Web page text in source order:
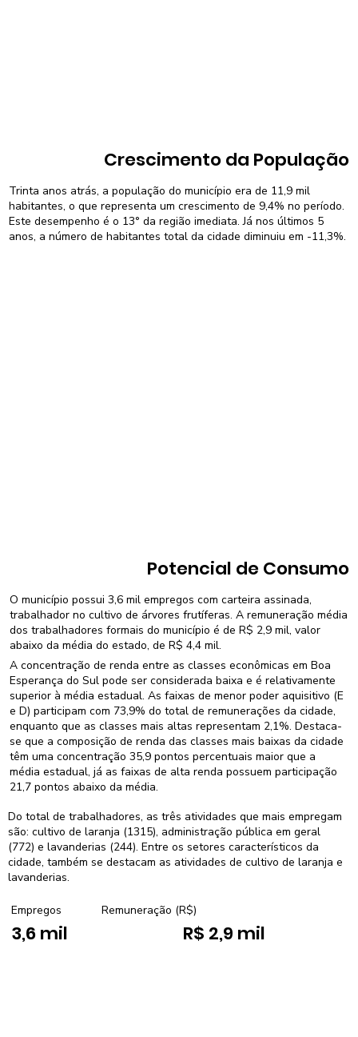
Crescimento da População
Trinta anos atrás, a população do município era de 11,9 mil
habitantes, o que representa um crescimento de 9,4% no período.
Este desempenho é o 13° da região imediata. Já nos últimos 5
anos, a número de habitantes total da cidade diminuiu em -11,3%.
Potencial de Consumo
O município possui 3,6 mil empregos com carteira assinada,
trabalhador no cultivo de árvores frutíferas. A remuneração média
dos trabalhadores formais do município é de R$ 2,9 mil, valor
abaixo da média do estado, de R$ 4,4 mil.
A concentração de renda entre as classes econômicas em Boa
Esperança do Sul pode ser considerada baixa e é relativamente
superior à média estadual. As faixas de menor poder aquisitivo (E
e D) participam com 73,9% do total de remunerações da cidade,
enquanto que as classes mais altas representam 2,1%. Destaca-
se que a composição de renda das classes mais baixas da cidade
têm uma concentração 35,9 pontos percentuais maior que a
média estadual, já as faixas de alta renda possuem participação
21,7 pontos abaixo da média.
Do total de trabalhadores, as três atividades que mais empregam
são: cultivo de laranja (1315), administração pública em geral
(772) e lavanderias (244). Entre os setores característicos da
cidade, também se destacam as atividades de cultivo de laranja e
lavanderias.
Empregos
3,6 mil
Remuneração (R$)
R$ 2,9 mil